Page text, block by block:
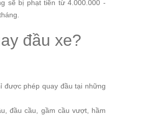
sẽ bị phạt tiền từ 4.000.000 -
đầu xe?
được phép quay đầu tại những
đầu cầu, gầm cầu vượt, hầm